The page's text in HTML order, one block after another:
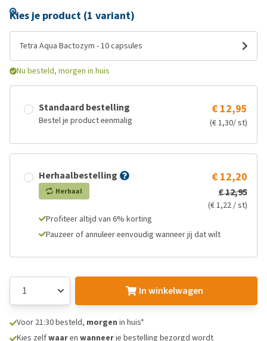
Kies je product (1 variant)
Tetra Aqua Bactozym - 10 capsules
Nu besteld, morgen in huis
Standaard bestelling
Bestel je product eenmalig
€ 12,95
(€ 1,30/ st)
Herhaalbestelling
Herhaal
€ 12,20
€ 12,95
(€ 1,22 / st)
Profiteer altijd van 6% korting
Pauzeer of annuleer eenvoudig wanneer jij dat wilt
In winkelwagen
Voor 21:30 besteld, morgen in huis*
Kies zelfwaaren wanneerje bestelling bezorgd wordt